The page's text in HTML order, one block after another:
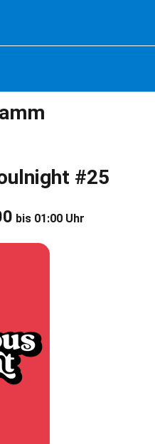
#25
bis 01:00 Uhr